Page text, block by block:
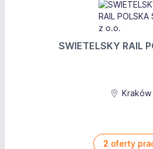
SWIETELSKY RAIL
Kraków
2 oferty